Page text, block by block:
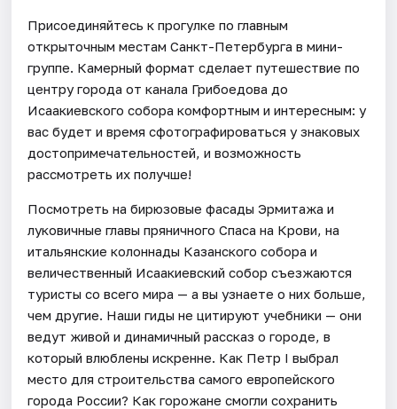
Присоединяйтесь к прогулке по главным
открыточным местам Санкт-Петербурга в мини-
группе. Камерный формат сделает путешествие по
центру города от канала Грибоедова до
Исаакиевского собора комфортным и интересным: у
вас будет и время сфотографироваться у знаковых
достопримечательностей, и возможность
рассмотреть их получше!
Посмотреть на бирюзовые фасады Эрмитажа и
луковичные главы пряничного Спаса на Крови, на
итальянские колоннады Казанского собора и
величественный Исаакиевский собор съезжаются
туристы со всего мира — а вы узнаете о них больше,
чем другие. Наши гиды не цитируют учебники — они
ведут живой и динамичный рассказ о городе, в
который влюблены искренне. Как Петр I выбрал
место для строительства самого европейского
города России? Как горожане смогли сохранить